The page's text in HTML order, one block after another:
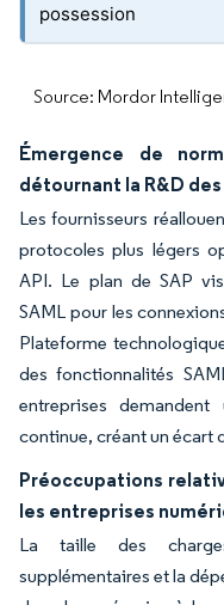
possession
Source: Mordor
Émergence de
détournant la R&D
Les fournisseurs
protocoles plus légers
API. Le plan de SAP
SAML pour les
Plateforme
des fonctionnalités
entreprises
continue, créant un écart
Préoccupations
les entreprises
La taille des
supplémentaires et la